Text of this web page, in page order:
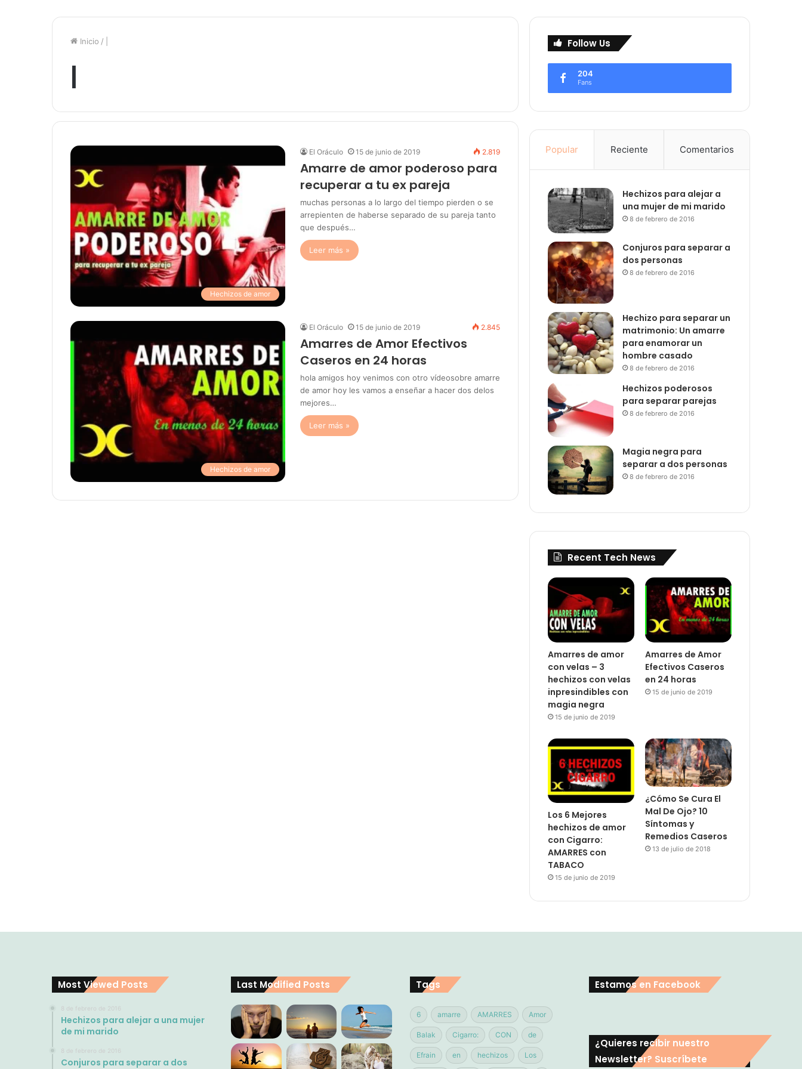
Inicio /
|
Hechizos de amor
El Oráculo 15 de junio de 2019 2.819
Amarre de amor poderoso para
recuperar a tu ex pareja
muchas personas a lo largo del tiempo pierden o se
arrepienten de haberse separado de su pareja tanto
que después…
Leer más »
Hechizos de amor
El Oráculo 15 de junio de 2019 2.845
Amarres de Amor Efectivos
Caseros en 24 horas
hola amigos hoy venimos con otro vídeosobre amarre
de amor hoy les vamos a enseñar a hacer dos delos
mejores…
Leer más »
Follow Us
204
Fans
Popular Reciente Comentarios
Hechizos para alejar a
una mujer de mi marido
8 de febrero de 2016
Conjuros para separar a
dos personas
8 de febrero de 2016
Hechizo para separar un
matrimonio: Un amarre
para enamorar un
hombre casado
8 de febrero de 2016
Hechizos poderosos
para separar parejas
8 de febrero de 2016
Magia negra para
separar a dos personas
8 de febrero de 2016
Recent Tech News
Amarres de amor
con velas – 3
hechizos con velas
inpresindibles con
magia negra
15 de junio de 2019
Amarres de Amor
Efectivos Caseros
en 24 horas
15 de junio de 2019
Los 6 Mejores
hechizos de amor
con Cigarro:
AMARRES con
TABACO
15 de junio de 2019
¿Cómo Se Cura El
Mal De Ojo? 10
Síntomas y
Remedios Caseros
13 de julio de 2018
Most Viewed Posts
8 de febrero de 2016
Hechizos para alejar a una mujer
de mi marido
8 de febrero de 2016
Conjuros para separar a dos
Last Modified Posts Tags
6 amarre AMARRES Amor
Balak Cigarro: CON de
Efrain en hechizos Los
Estamos en Facebook
¿Quieres recibir nuestro
Newsletter? Suscríbete